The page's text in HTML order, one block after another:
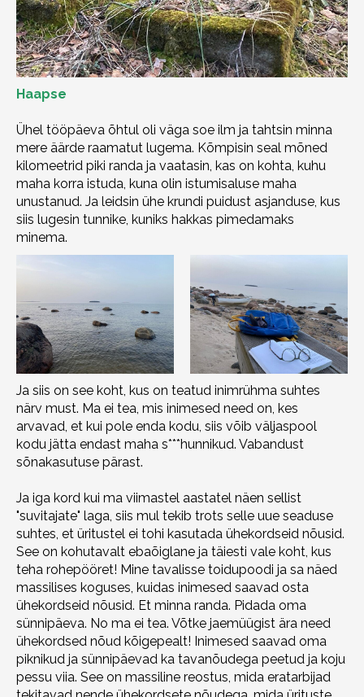
Haapse
Ühel tööpäeva õhtul oli väga soe ilm ja tahtsin minna
mere äärde raamatut lugema. Kõmpisin seal mõned
kilomeetrid piki randa ja vaatasin, kas on kohta, kuhu
maha korra istuda, kuna olin istumisaluse maha
unustanud. Ja leidsin ühe krundi puidust asjanduse, kus
siis lugesin tunnike, kuniks hakkas pimedamaks
minema.
Ja siis on see koht, kus on teatud inimrühma suhtes
närv must. Ma ei tea, mis inimesed need on, kes
arvavad, et kui pole enda kodu, siis võib väljaspool
kodu jätta endast maha s***hunnikud. Vabandust
sõnakasutuse pärast.
Ja iga kord kui ma viimastel aastatel näen sellist
"suvitajate" laga, siis mul tekib trots selle uue seaduse
suhtes, et üritustel ei tohi kasutada ühekordseid nõusid.
See on kohutavalt ebaõiglane ja täiesti vale koht, kus
teha rohepööret! Mine tavalisse toidupoodi ja sa näed
massilises koguses, kuidas inimesed saavad osta
ühekordseid nõusid. Et minna randa. Pidada oma
sünnipäeva. No ma ei tea. Võtke jaemüügist ära need
ühekordsed nõud kõigepealt! Inimesed saavad oma
piknikud ja sünnipäevad ka tavanõudega peetud ja koju
pessu viia. See on massiline reostus, mida eratarbijad